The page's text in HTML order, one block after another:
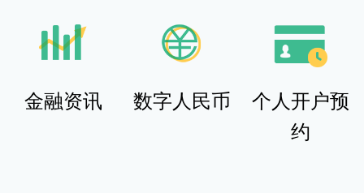
金融资讯 数字人民币
个人开户预
约